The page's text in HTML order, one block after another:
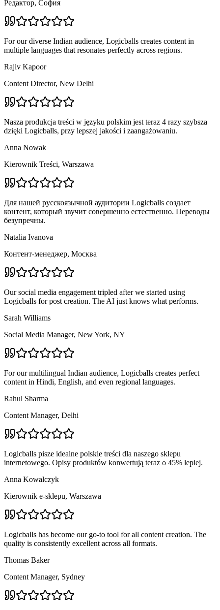
Редактор, София
For our diverse Indian audience, Logicballs creates content in
multiple languages that resonates perfectly across regions.
Rajiv Kapoor
Content Director, New Delhi
Nasza produkcja treści w języku polskim jest teraz 4 razy szybsza
dzięki Logicballs, przy lepszej jakości i zaangażowaniu.
Anna Nowak
Kierownik Treści, Warszawa
Для нашей русскоязычной аудитории Logicballs создает
контент, который звучит совершенно естественно. Переводы
безупречны.
Natalia Ivanova
Контент-менеджер, Москва
Our social media engagement tripled after we started using
Logicballs for post creation. The AI just knows what performs.
Sarah Williams
Social Media Manager, New York, NY
For our multilingual Indian audience, Logicballs creates perfect
content in Hindi, English, and even regional languages.
Rahul Sharma
Content Manager, Delhi
Logicballs pisze idealne polskie treści dla naszego sklepu
internetowego. Opisy produktów konwertują teraz o 45% lepiej.
Anna Kowalczyk
Kierownik e-sklepu, Warszawa
Logicballs has become our go-to tool for all content creation. The
quality is consistently excellent across all formats.
Thomas Baker
Content Manager, Sydney